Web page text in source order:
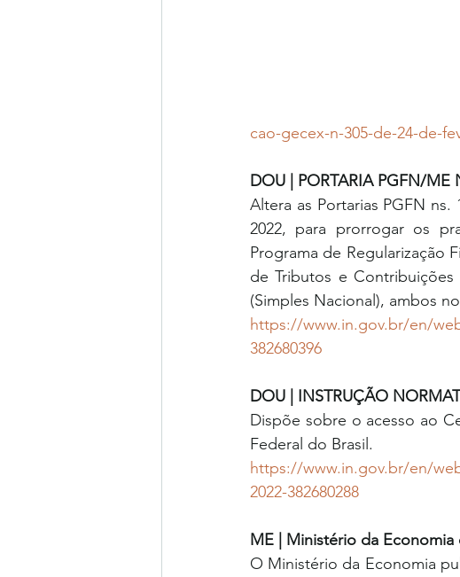
cao-gecex-n-305-de-24-de-
DOU | PORTARIA PGFN/ME
Altera as Portarias PGFN
2022, para prorrogar os
Programa de Regularização
de Tributos e
(Simples Nacional), ambos
https://www.in.gov.br/en/
382680396
DOU | INSTRUÇÃO
Dispõe sobre o acesso ao
Federal do Brasil.
https://www.in.gov.br/en/
2022-382680288
ME | Ministério da
O Ministério da Economia